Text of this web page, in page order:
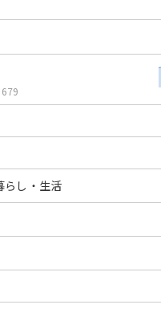
らし・生活